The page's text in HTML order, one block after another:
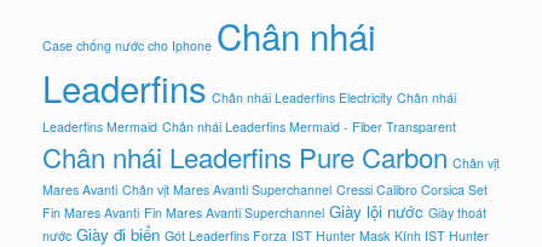
Case chống nước cho Iphone Chân nhái
Leaderfins Chân nhái Leaderfins Electricity Chân nhái
Leaderfins Mermaid Chân nhái Leaderfins Mermaid - Fiber Transparent
Chân nhái Leaderfins Pure Carbon Chân vịt
Mares Avanti Chân vịt Mares Avanti Superchannel Cressi Calibro Corsica Set
Fin Mares Avanti Fin Mares Avanti Superchannel Giày lội nước Giày thoát
nước Giày đi biển Gót Leaderfins Forza IST Hunter Mask Kính IST Hunter